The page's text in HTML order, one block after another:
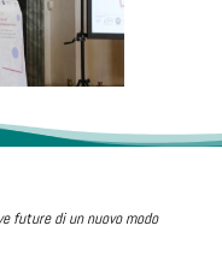
future di un nuovo modo